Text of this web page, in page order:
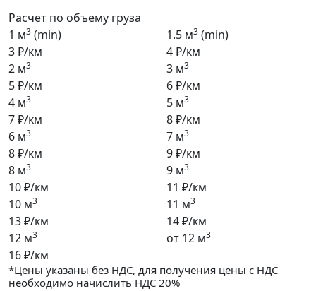
Расчет по объему груза
1 м3 (min)
3 ₽/км
1.5 м3 (min)
4 ₽/км
2 м3
5 ₽/км
3 м3
6 ₽/км
4 м3
7 ₽/км
5 м3
8 ₽/км
6 м3
8 ₽/км
7 м3
9 ₽/км
8 м3
10 ₽/км
9 м3
11 ₽/км
10 м3
13 ₽/км
11 м3
14 ₽/км
12 м3
16 ₽/км
от 12 м3
*Цены указаны без НДС, для получения цены с НДС
необходимо начислить НДС 20%